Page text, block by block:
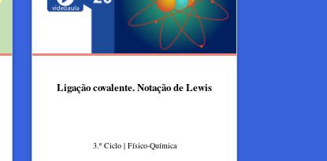
Ligação covalente. Notação de Lewis
3.º Ciclo | Físico-Química